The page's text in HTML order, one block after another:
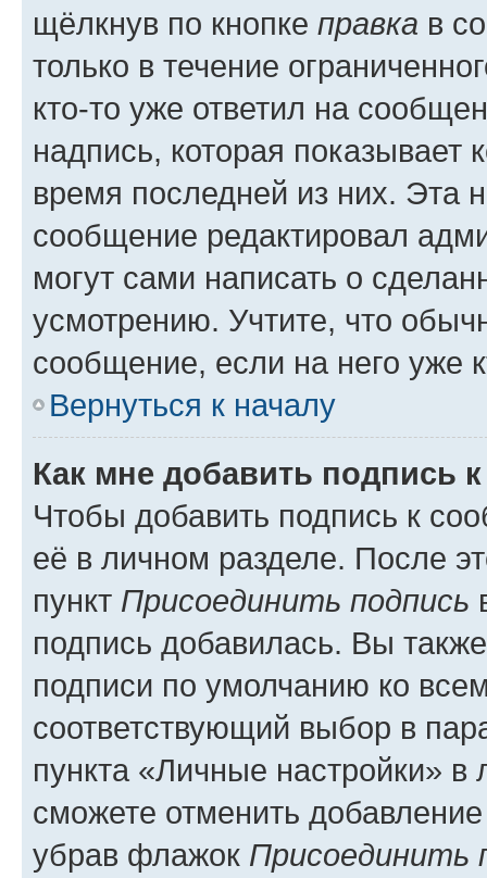
щёлкнув по кнопке правка в
только в течение
кто-то уже ответил на
надпись, которая показывает
время последней из них. Эта
сообщение редактировал
могут сами написать о
усмотрению. Учтите, что
сообщение, если на него уже
Вернуться к началу
Как мне добавить подпись
Чтобы добавить подпись к
её в личном разделе. После
пункт Присоединить подпись
подпись добавилась. Вы
подписи по умолчанию ко
соответствующий выбор в
пункта «Личные настройки»
сможете отменить
убрав флажок Присоединить